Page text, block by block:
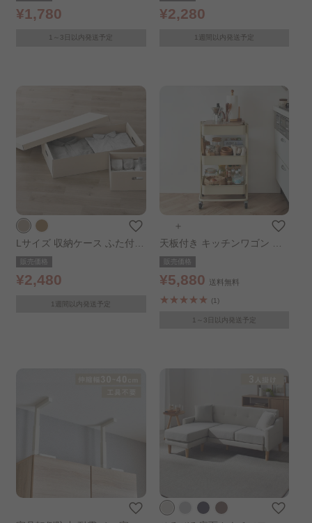
ト クラフト
¥1,780
1～3日以内発送予定
ット クラフト
¥2,280
1週間以内発送予定
Lサイズ 収納ケース ふた付き
段ボール収納ケース 2枚セッ
ト ホワイト
販売価格
¥2,480
1週間以内発送予定
＋
天板付き キッチンワゴン ベ
ージュ
販売価格
¥5,880 送料無料
(1)
1～3日以内発送予定